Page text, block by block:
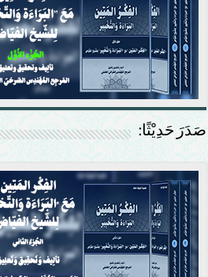
صَدَرَ حَدِيْثًا: